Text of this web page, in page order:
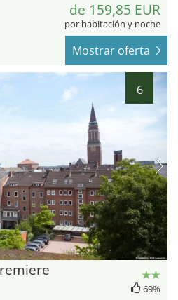
de 159,85 EUR
por habitación y noche
Mostrar oferta
6
69%